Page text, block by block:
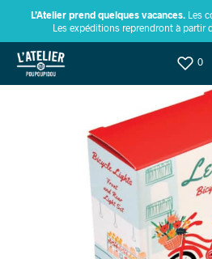
L’Atelier prend quelques vacances. Les
Les expéditions reprendront à partir
0